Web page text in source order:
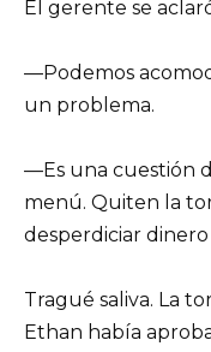
El gerente se
—Podemos
un problema.
—Es una cuestión
menú. Quiten la
desperdiciar dinero
Tragué saliva. La
Ethan había